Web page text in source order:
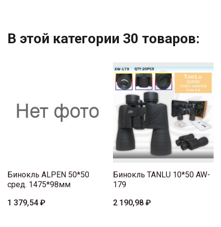
В этой категории 30 товаров:
Бинокль ALPEN 50*50
сред. 1475*98мм
1 379,54 ₽
Бинокль TANLU 10*50 AW-
179
2 190,98 ₽